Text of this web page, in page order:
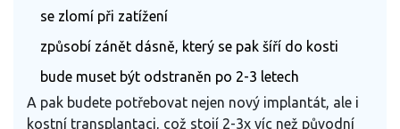
se zlomí při zatížení
způsobí zánět dásně, který se pak šíří do kosti
bude muset být odstraněn po 2-3 letech
A pak budete potřebovat nejen nový implantát, ale i
kostní transplantaci, což stojí 2-3x víc než původní